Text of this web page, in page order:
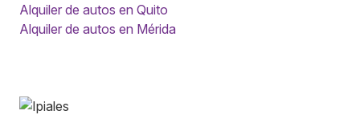
Alquiler de autos en Quito
Alquiler de autos en Mérida